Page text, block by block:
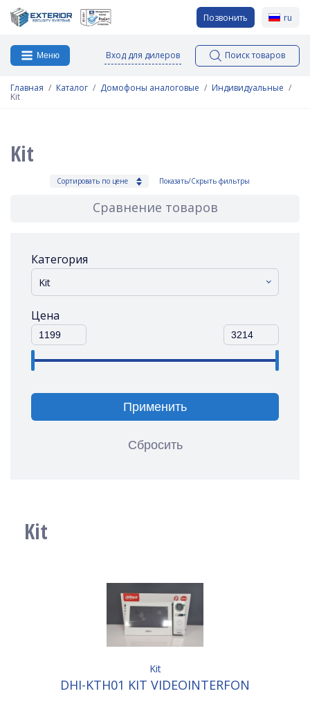
Позвонить ru
Меню Вход для дилеров Поиск товаров
Главная Каталог Домофоны аналоговые Индивидуальные
Kit
Kit
Сортировать по цене Показать/Скрыть фильтры
Сравнение товаров
Категория
Kit
Цена
Применить
Сбросить
Kit
Kit
DHI-KTH01 KIT VIDEOINTERFON